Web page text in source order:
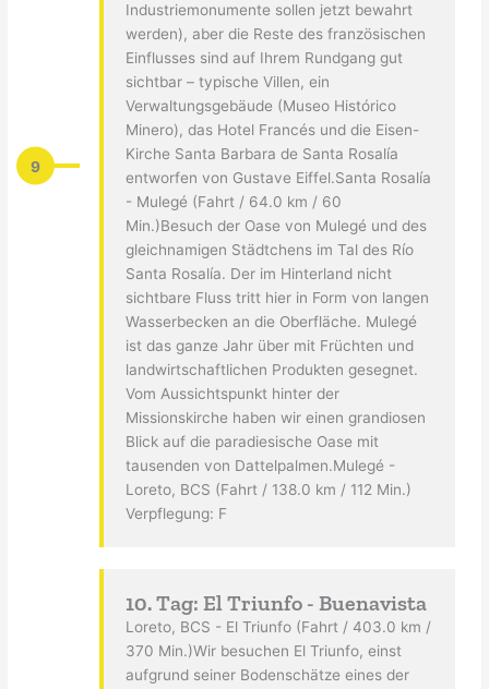
9
Industriemonumente sollen jetzt bewahrt
werden), aber die Reste des französischen
Einflusses sind auf Ihrem Rundgang gut
sichtbar – typische Villen, ein
Verwaltungsgebäude (Museo Histórico
Minero), das Hotel Francés und die Eisen-
Kirche Santa Barbara de Santa Rosalía
entworfen von Gustave Eiffel.Santa Rosalía
- Mulegé (Fahrt / 64.0 km / 60
Min.)Besuch der Oase von Mulegé und des
gleichnamigen Städtchens im Tal des Río
Santa Rosalía. Der im Hinterland nicht
sichtbare Fluss tritt hier in Form von langen
Wasserbecken an die Oberfläche. Mulegé
ist das ganze Jahr über mit Früchten und
landwirtschaftlichen Produkten gesegnet.
Vom Aussichtspunkt hinter der
Missionskirche haben wir einen grandiosen
Blick auf die paradiesische Oase mit
tausenden von Dattelpalmen.Mulegé -
Loreto, BCS (Fahrt / 138.0 km / 112 Min.)
Verpflegung: F
10. Tag: El Triunfo - Buenavista
Loreto, BCS - El Triunfo (Fahrt / 403.0 km /
370 Min.)Wir besuchen El Triunfo, einst
aufgrund seiner Bodenschätze eines der